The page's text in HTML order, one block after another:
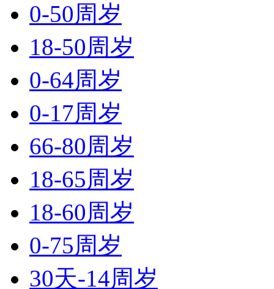
0-50周岁
18-50周岁
0-64周岁
0-17周岁
66-80周岁
18-65周岁
18-60周岁
0-75周岁
30天-14周岁